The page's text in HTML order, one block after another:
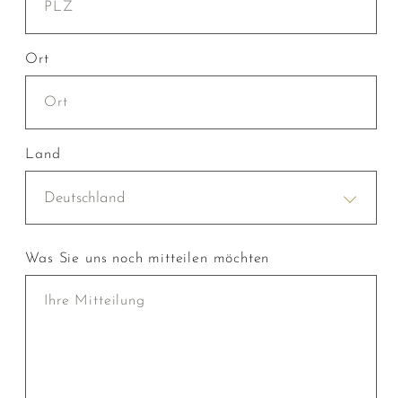
Ort
Land
Deutschland
Was Sie uns noch mitteilen möchten